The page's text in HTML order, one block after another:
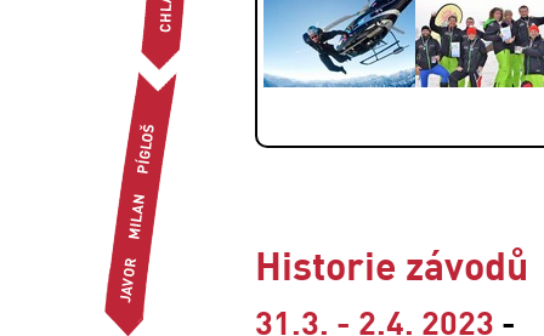
Historie závodů
31.3. - 2.4. 2023 -